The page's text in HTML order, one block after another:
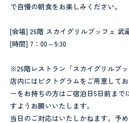
で自慢の朝食をお楽しみください。
[会場] 26階 スカイグリルブッフェ 武
[時間] 7：00～9:30
※26階レストラン「スカイグリルブ
店内にはピクトグラムをご用意して
ーをお持ちの方はご宿泊日5日前まで
すようお願いいたします。
当日のご対応はいたしかねます。予め